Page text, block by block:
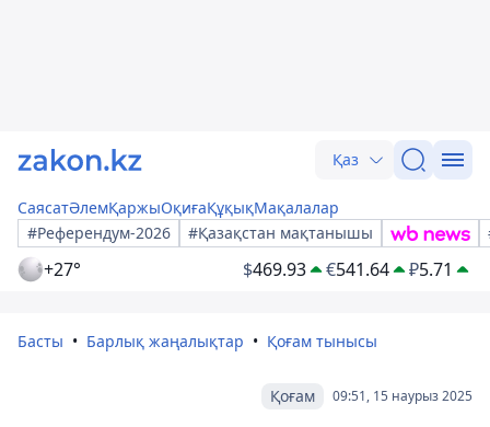
Қаз
СаясатӘлемҚаржыОқиғаҚұқықМақалалар
#Референдум-2026
#Қазақстан мақтанышы
+27° $469.93 €541.64 ₽5.71
Басты Барлық жаңалықтар Қоғам тынысы
09:51, 15 наурыз 2025
Қоғам